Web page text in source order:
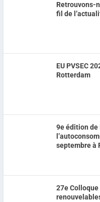
Retrouvons-
fil de
EU PVSEC
Rotterdam
9e édition de
septembre à
27e